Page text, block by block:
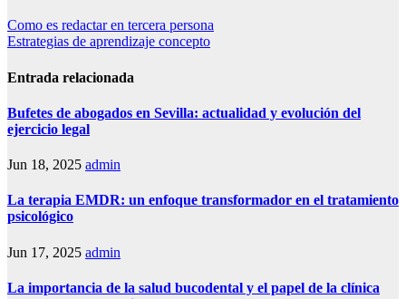
Como es redactar en tercera persona
Estrategias de aprendizaje concepto
Entrada relacionada
Bufetes de abogados en Sevilla: actualidad y evolución del
ejercicio legal
Jun 18, 2025 admin
La terapia EMDR: un enfoque transformador en el tratamiento
psicológico
Jun 17, 2025 admin
La importancia de la salud bucodental y el papel de la clínica